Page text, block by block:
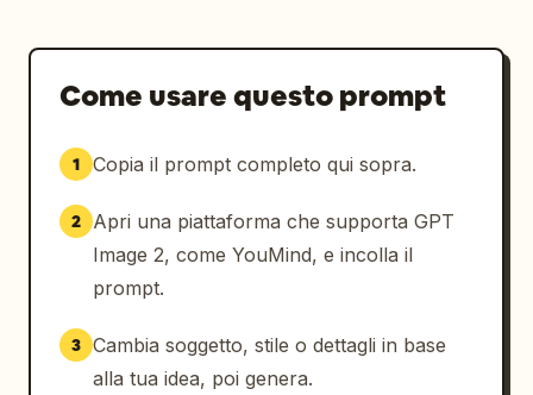
Come usare questo prompt
1 Copia il prompt completo qui sopra.
2
Apri una piattaforma che supporta GPT
Image 2, come YouMind, e incolla il
prompt.
3 Cambia soggetto, stile o dettagli in base
alla tua idea, poi genera.